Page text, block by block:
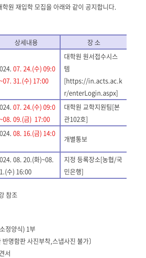
학원 재입학 모집을 아래와 같이 공지합니다.
상세내용 장 소
07. 24.(수) 09:0
31.(수) 17:00
대학원 원서접수시스
템
[https://in.acts.ac.k
r/enterLogin.aspx]
07. 24.(수) 09:0
09.(금) 17:00
대학원 교학지원팀[본
관102호]
08. 16.(금) 14:0
개별통보
08. 20.(화)~08.
수) 16:00
지정 등록장소[농협/국
민은행]
참조
정양식) 1부
반명함판 사진부착,스냅사진 불가〕
서